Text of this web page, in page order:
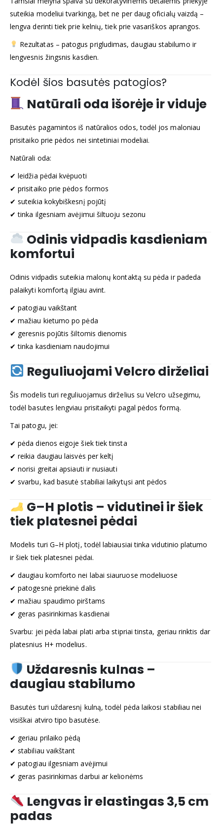
suteikia modeliui tvarkingą, bet ne per daug oficialų vaizdą –
lengva derinti tiek prie kelnių, tiek prie vasariškos aprangos.
Rezultatas – patogus prigludimas, daugiau stabilumo ir
lengvesnis žingsnis kasdien.
Kodėl šios basutės patogios?
Natūrali oda išorėje ir viduje
Basutės pagamintos iš natūralios odos, todėl jos maloniau
prisitaiko prie pėdos nei sintetiniai modeliai.
Natūrali oda:
✔ leidžia pėdai kvėpuoti
✔ prisitaiko prie pėdos formos
✔ suteikia kokybiškesnį pojūtį
✔ tinka ilgesniam avėjimui šiltuoju sezonu
Odinis vidpadis kasdieniam
komfortui
Odinis vidpadis suteikia malonų kontaktą su pėda ir padeda
palaikyti komfortą ilgiau avint.
✔ patogiau vaikštant
✔ mažiau kietumo po pėda
✔ geresnis pojūtis šiltomis dienomis
✔ tinka kasdieniam naudojimui
Reguliuojami Velcro dirželiai
Šis modelis turi reguliuojamus dirželius su Velcro užsegimu,
todėl basutes lengviau prisitaikyti pagal pėdos formą.
Tai patogu, jei:
✔ pėda dienos eigoje šiek tiek tinsta
✔ reikia daugiau laisvės per keltį
✔ norisi greitai apsiauti ir nusiauti
✔ svarbu, kad basutė stabiliai laikytųsi ant pėdos
G–H plotis – vidutinei ir šiek
tiek platesnei pėdai
Modelis turi G–H plotį, todėl labiausiai tinka vidutinio platumo
ir šiek tiek platesnei pėdai.
✔ daugiau komforto nei labai siauruose modeliuose
✔ patogesnė priekinė dalis
✔ mažiau spaudimo pirštams
✔ geras pasirinkimas kasdienai
Svarbu: jei pėda labai plati arba stipriai tinsta, geriau rinktis dar
platesnius H+ modelius.
Uždaresnis kulnas –
daugiau stabilumo
Basutės turi uždaresnį kulną, todėl pėda laikosi stabiliau nei
visiškai atviro tipo basutėse.
✔ geriau prilaiko pėdą
✔ stabiliau vaikštant
✔ patogiau ilgesniam avėjimui
✔ geras pasirinkimas darbui ar kelionėms
Lengvas ir elastingas 3,5 cm
padas